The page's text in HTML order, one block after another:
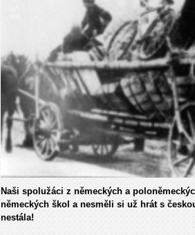
Naši spolužáci z německých a
německých škol a nesměli si už hrát s
nestála!